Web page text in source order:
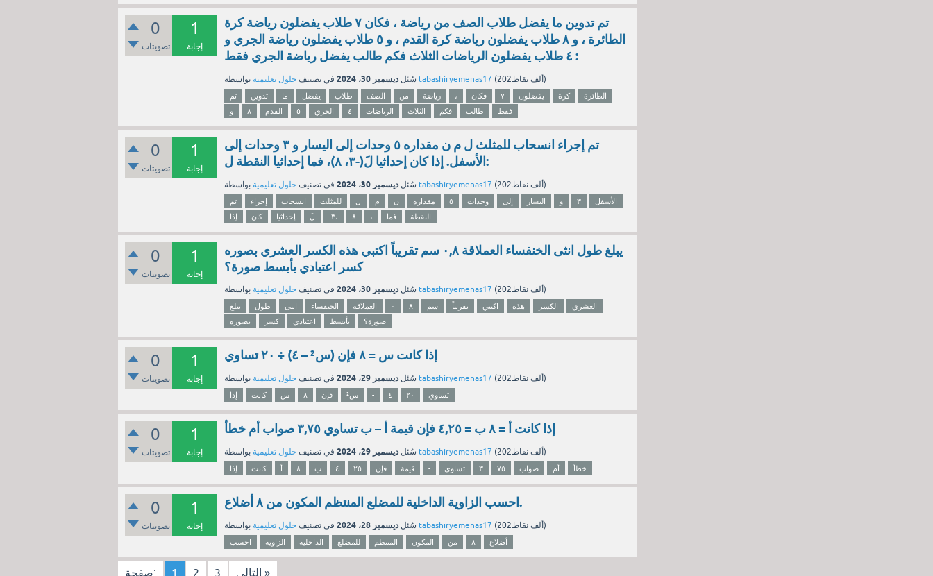
0
تصويتات
1
إجابة
تم تدوين ما يفضل طلاب الصف من رياضة ، فكان ٧ طلاب يفضلون رياضة كرة
الطائرة ، و ٨ طلاب يفضلون رياضة كرة القدم ، و ٥ طلاب يفضلون رياضة الجري و
٤ طلاب يفضلون الرياضات الثلاث فكم طالب يفضل رياضة الجري فقط :
سُئل ديسمبر 30، 2024 في تصنيف حلول تعليمية tabashiryemenas17 ( 202ألفنقاط)
تم تدوين ما يفضل طلاب الصف من رياضة ، فكان ٧ يفضلون كرة
الطائرة
و
٨ القدم ٥ الجري ٤ الرياضات الثلاث فكم طالب فقط
0
تصويتات
1
إجابة
تم إجراء انسحاب للمثلث ل م ن مقداره ٥ وحدات إلى اليسار و ٣ وحدات إلى
الأسفل. إذا كان إحداثيا لَ(-٣، ٨)، فما إحداثيا النقطة ل:
سُئل ديسمبر 30، 2024 في تصنيف حلول تعليمية tabashiryemenas17 ( 202ألفنقاط)
تم إجراء انسحاب للمثلث ل م ن مقداره ٥ وحدات إلى اليسار و ٣
الأسفل
إذا
كان إحداثيا لَ -٣، ٨ ، فما النقطة
0
تصويتات
1
إجابة
يبلغ طول انثى الخنفساء العملاقة ٠,٨ سم تقريباً اكتبي هذه الكسر العشري بصوره
كسر اعتيادي بأبسط صورة؟
سُئل ديسمبر 30، 2024 في تصنيف حلول تعليمية tabashiryemenas17 ( 202ألف نقاط)
يبلغ طول انثى الخنفساء العملاقة ٠ ٨ سم تقريباً اكتبي هذه الكسر
العشري
بصوره
كسر اعتيادي بأبسط صورة؟
0
تصويتات
1
إجابة
إذا كانت س = ٨ فإن (س² – ٤) ÷ ٢٠ تساوي
سُئل ديسمبر 29، 2024 في تصنيف حلول تعليمية tabashiryemenas17 ( 202ألف نقاط)
إذا كانت س ٨ فإن س² - ٤ ٢٠ تساوي
0
تصويتات
1
إجابة
إذا كانت أ = ٨ ب = ٤,٢٥ فإن قيمة أ – ب تساوي ٣,٧٥ صواب أم خطأ
سُئل ديسمبر 29، 2024 في تصنيف حلول تعليمية tabashiryemenas17 ( 202ألف نقاط)
إذا كانت ٨ ب ٤ ٢٥ فإن قيمة - تساوي ٣ ٧٥ صواب أم خطأ
0
تصويتات
1
إجابة
احسب الزاوية الداخلية للمضلع المنتظم المكون من ٨ أضلاع.
سُئل ديسمبر 28، 2024 في تصنيف حلول تعليمية tabashiryemenas17 ( 202ألف نقاط)
احسب الزاوية الداخلية للمضلع المنتظم المكون من ٨ أضلاع
صفحة: 1 2 3 التالي »